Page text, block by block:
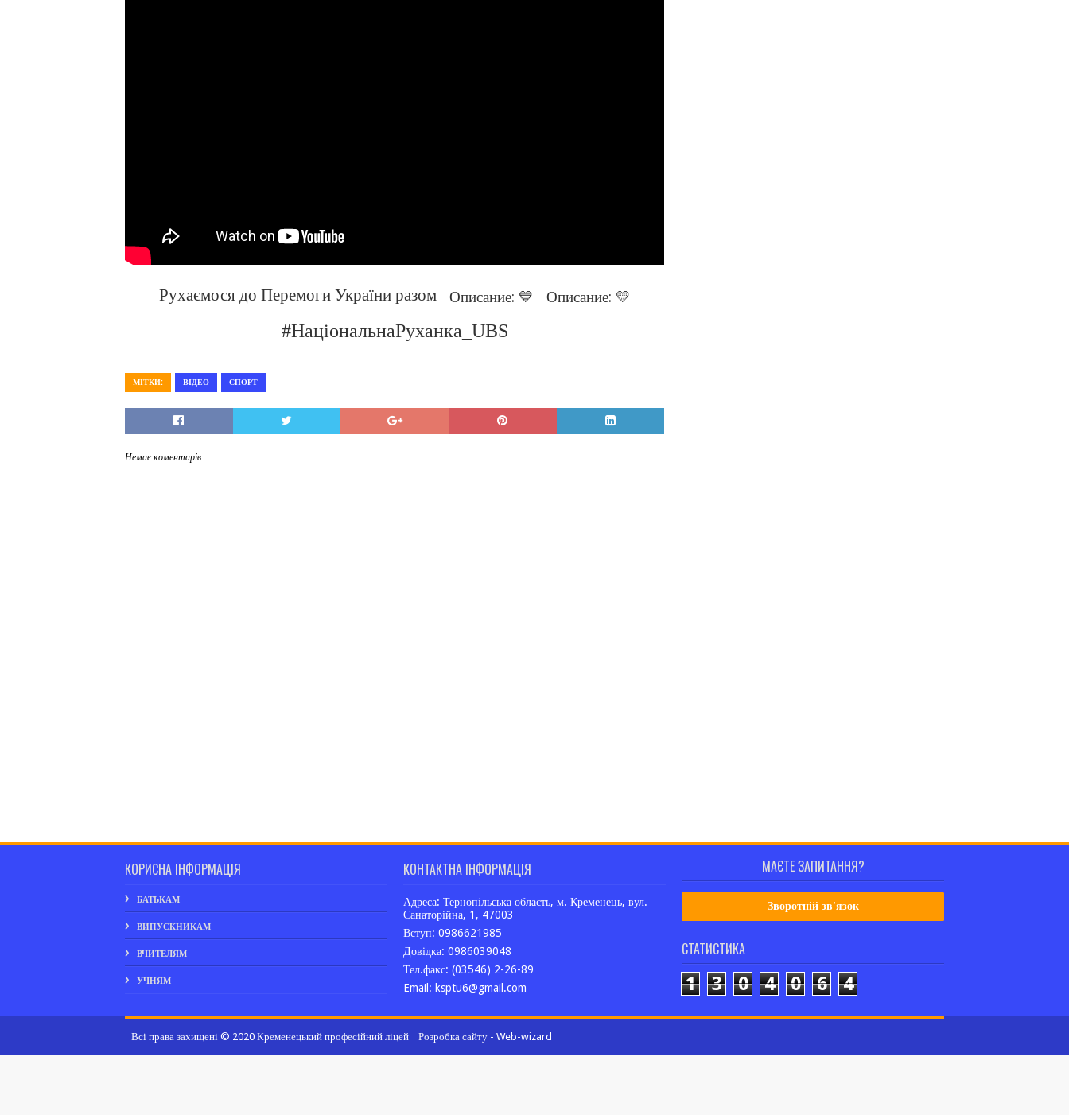
Рухаємося до Перемоги України разом
#НаціональнаРуханка_UBS
МІТКИ: ВІДЕО СПОРТ
Немає коментарів
КОРИСНА ІНФОРМАЦІЯ
БАТЬКАМ
ВИПУСКНИКАМ
ВЧИТЕЛЯМ
УЧНЯМ
КОНТАКТНА ІНФОРМАЦІЯ
Адреса: Тернопільська область, м. Кременець, вул.
Санаторійна, 1, 47003
Вступ: 0986621985
Довідка: 0986039048
Тел.факс: (03546) 2-26-89
Email: ksptu6@gmail.com
МАЄТЕ ЗАПИТАННЯ?
Зворотній зв'язок
СТАТИСТИКА
1 3 0 4 0 6 4
Всі права захищені © 2020 Кременецький професійний ліцей Розробка сайту - Web-wizard